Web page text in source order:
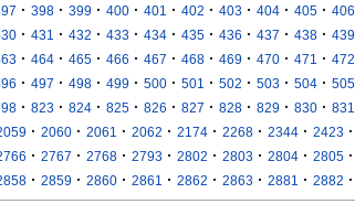
· 398 · 399 · 400 · 401 · 402 · 403 · 404 · 405 · 406
· 431 · 432 · 433 · 434 · 435 · 436 · 437 · 438 · 439
· 464 · 465 · 466 · 467 · 468 · 469 · 470 · 471 · 472
· 497 · 498 · 499 · 500 · 501 · 502 · 503 · 504 · 505
· 823 · 824 · 825 · 826 · 827 · 828 · 829 · 830 · 831
· 2060 · 2061 · 2062 · 2174 · 2268 · 2344 · 2423 ·
· 2767 · 2768 · 2793 · 2802 · 2803 · 2804 · 2805 ·
· 2859 · 2860 · 2861 · 2862 · 2863 · 2881 · 2882 ·